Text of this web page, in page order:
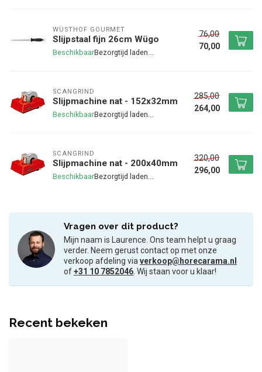
WÜSTHOF GOURMET
Slijpstaal fijn 26cm Wügo
Beschikbaar
76,00
70,00
SCANGRIND
Slijpmachine nat - 152x32mm
Beschikbaar
285,00
264,00
SCANGRIND
Slijpmachine nat - 200x40mm
Beschikbaar
320,00
296,00
Vragen over dit product?
Mijn naam is Laurence. Ons team helpt u graag
verder. Neem gerust contact op met onze
verkoop afdeling viaverkoop@horecarama.nl
of+31 10 7852046. Wij staan voor u klaar!
Recent bekeken